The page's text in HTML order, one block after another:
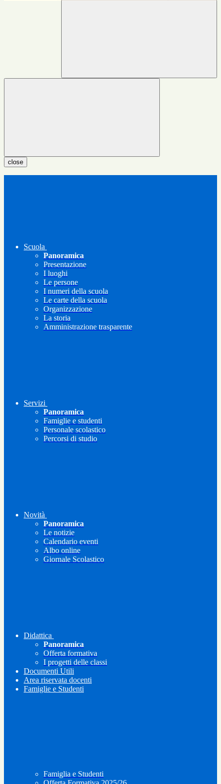
close
Scuola
Panoramica
Presentazione
I luoghi
Le persone
I numeri della scuola
Le carte della scuola
Organizzazione
La storia
Amministrazione trasparente
Servizi
Panoramica
Famiglie e studenti
Personale scolastico
Percorsi di studio
Novità
Panoramica
Le notizie
Calendario eventi
Albo online
Giornale Scolastico
Didattica
Panoramica
Offerta formativa
I progetti delle classi
Documenti Utili
Area riservata docenti
Famiglie e Studenti
Famiglia e Studenti